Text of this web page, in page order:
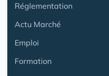
Réglementation
Actu Marché
Emploi
Formation